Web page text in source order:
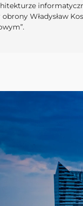
Władysław